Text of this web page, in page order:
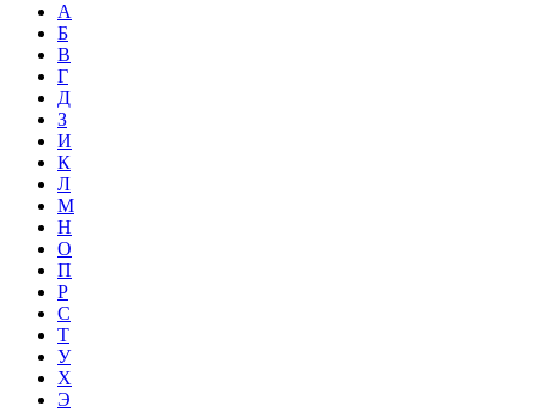
А
Б
В
Г
Д
З
И
К
Л
М
Н
О
П
Р
С
Т
У
Х
Э